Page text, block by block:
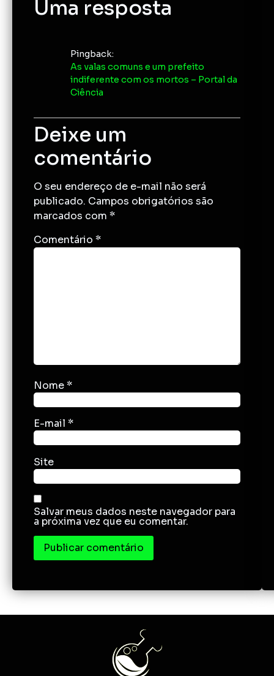
Uma resposta
Pingback:
As valas comuns e um prefeito
indiferente com os mortos – Portal da
Ciência
Deixe um
comentário
O seu endereço de e-mail não será
publicado. Campos obrigatórios são
marcados com *
Comentário *
Nome*
E-mail *
Site
Salvar meus dados neste navegador para
a próxima vez que eu comentar.